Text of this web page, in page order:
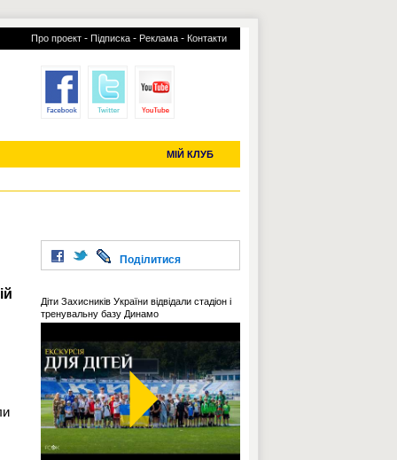
Про проект - Підписка - Реклама - Контакти
МІЙ КЛУБ
УСІ ТРАНСФЕРИ
Поділитися
Діти Захисників України відвідали стадіон і
тренувальну базу Динамо